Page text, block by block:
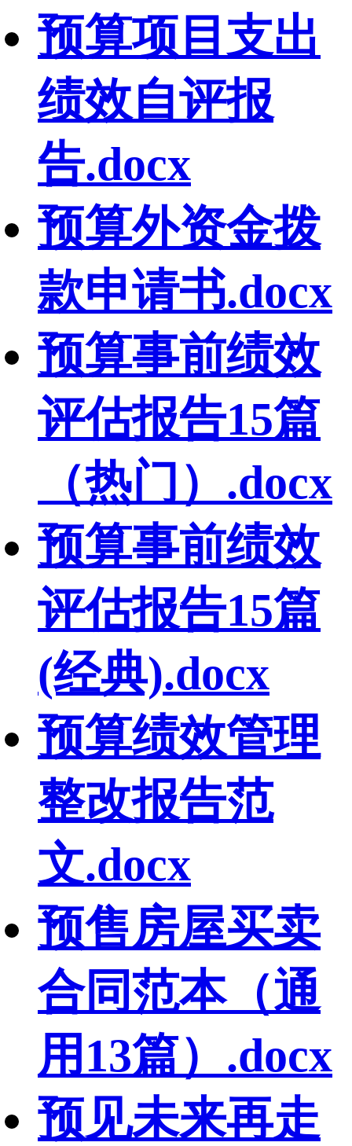
预算项目支出
绩效自评报
告.docx
预算外资金拨
款申请书.docx
预算事前绩效
评估报告15篇
（热门）.docx
预算事前绩效
评估报告15篇
(经典).docx
预算绩效管理
整改报告范
文.docx
预售房屋买卖
合同范本（通
用13篇）.docx
预见未来再走